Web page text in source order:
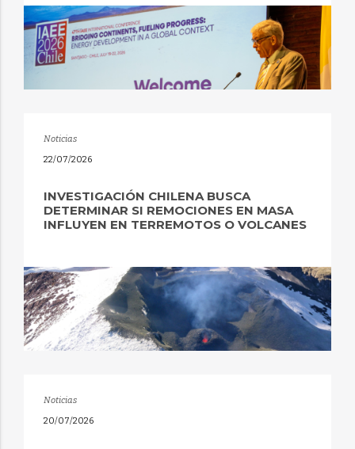
Noticias
22/07/2026
INVESTIGACIÓN CHILENA BUSCA
DETERMINAR SI REMOCIONES EN MASA
INFLUYEN EN TERREMOTOS O VOLCANES
Noticias
20/07/2026